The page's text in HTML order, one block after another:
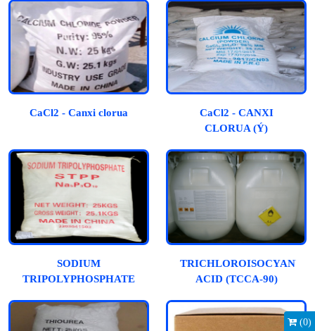
(0)
HYPOCHLORIDE
CaCl2 - Canxi clorua
CaCl2 - CANXI
CLORUA (Ý)
SODIUM
TRIPOLYPHOSPHATE
ACID (TCCA-90)